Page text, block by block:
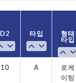
20
D2 타입
형태
타입
10 A
로케
이팅
12 A
로케
이팅
10 A
로케
이팅
12 A
로케
이팅
12 A
로케
이팅
14 A
로케
이팅
14 A
로케
이팅
16 A
로케
이팅
14 A
로케
이팅
16 A
로케
이팅
18 A
로케
이팅
20 A
로케
이팅
10 A
로케
이팅
12 A
로케
이팅
10 A
로케
이팅
12 A
로케
이팅
12 A
로케
이팅
14 A
로케
이팅
14 A
로케
이팅
16 A
로케
이팅
14 A
로케
이팅
16 A
로케
이팅
18 A
로케
이팅
20 A
로케
이팅
10 B
로케
이팅
D2 타입
형태
타입
10 A
로케
이팅